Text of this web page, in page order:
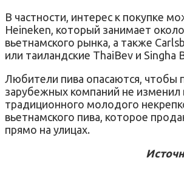
В частности, интерес к покупке
Heineken, который занимает
вьетнамского рынка, а также
или таиландские ThaiBev и Singha
Любители пива опасаются, чтобы
зарубежных компаний не изменил
традиционного молодого
вьетнамского пива, которое
прямо на улицах.